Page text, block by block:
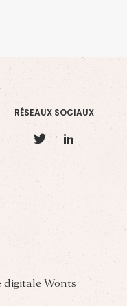
RÉSEAUX SOCIAUX
digitale Wonts